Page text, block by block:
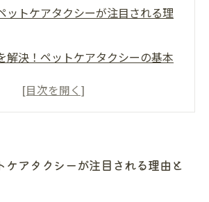
ットケアタクシーが注目される理
解決！ペットケアタクシーの基本
知っておきたい、事前予約とポイ
ケアタクシーが注目される理由と